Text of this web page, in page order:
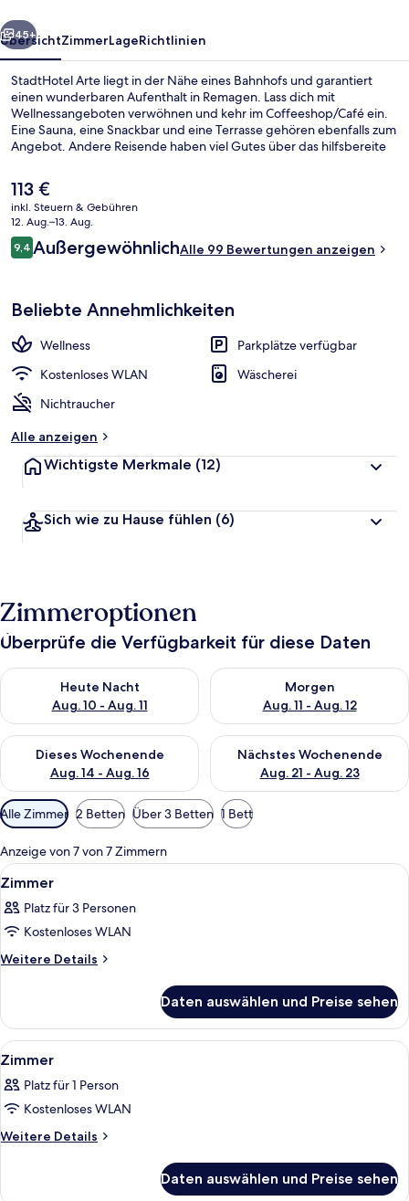
Weiter
45+
ÜbersichtZimmerLageRichtlinien
StadtHotel Arte liegt in der Nähe eines Bahnhofs und garantiert
einen wunderbaren Aufenthalt in Remagen. Lass dich mit
Wellnessangeboten verwöhnen und kehr im Coffeeshop/Café ein.
Eine Sauna, eine Snackbar und eine Terrasse gehören ebenfalls zum
Angebot. Andere Reisende haben viel Gutes über das hilfsbereite
Der
aktuelle
Preis
beträgt
113 €.
113 €
inkl. Steuern & Gebühren
12. Aug.–13. Aug.
Bewertungen
9,49,4 von 10.
AußergewöhnlichAlle 99 Bewertungen anzeigen
Beliebte Annehmlichkeiten
Wellness
Parkplätze verfügbar
Kostenloses WLAN
Wäscherei
Nichtraucher
Alle anzeigen
Wichtigste Merkmale (12)
Sich wie zu Hause fühlen (6)
Zimmeroptionen
Überprüfe die Verfügbarkeit für diese Daten
Heute Nacht
Aug. 10 - Aug. 11
Überprüfe die Verfügbarkeit für heute Nacht, Aug. 10 - Aug.
Morgen
Aug. 11 - Aug. 12
Überprüfe die Verfügbarkeit
Dieses Wochenende
Aug. 14 - Aug. 16
Überprüfe die Verfügbarkeit für dieses Wochenende, Aug. 14
Nächstes Wochenende
Aug. 21 - Aug. 23
Überprüfe die Verfügbarkeit
Verfügbare
Filter
für
Zimmer
Alle Zimmer 2 Betten Über 3 Betten 1 Bett
Anzeige von 7 von 7 Zimmern
Alle
Fotos
für
Zimmer
anzeigen
Ein Hotelzimmer mit einem großen
7
Zimmer
Platz für 3 Personen
Kostenloses WLAN
Weitere Details
Weitere
Daten auswählen und Preise sehen
Alle
Fotos
für
Zimmer
anzeigen
Ein Hotelzimmer mit Bett, zwei
7
Zimmer
Platz für 1 Person
Kostenloses WLAN
Weitere Details
Weitere
Daten auswählen und Preise sehen